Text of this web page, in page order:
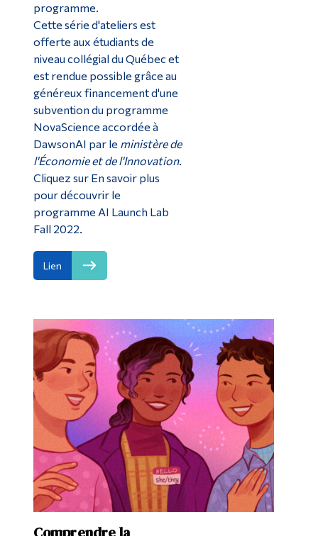
programme.
Cette série d'ateliers est
offerte aux étudiants de
niveau collégial du Québec et
est rendue possible grâce au
généreux financement d'une
subvention du programme
NovaScience accordée à
DawsonAI par le ministère de
l'Économie et de l'Innovation.
Cliquez sur En savoir plus
pour découvrir le
programme AI Launch Lab
Fall 2022.
Lien